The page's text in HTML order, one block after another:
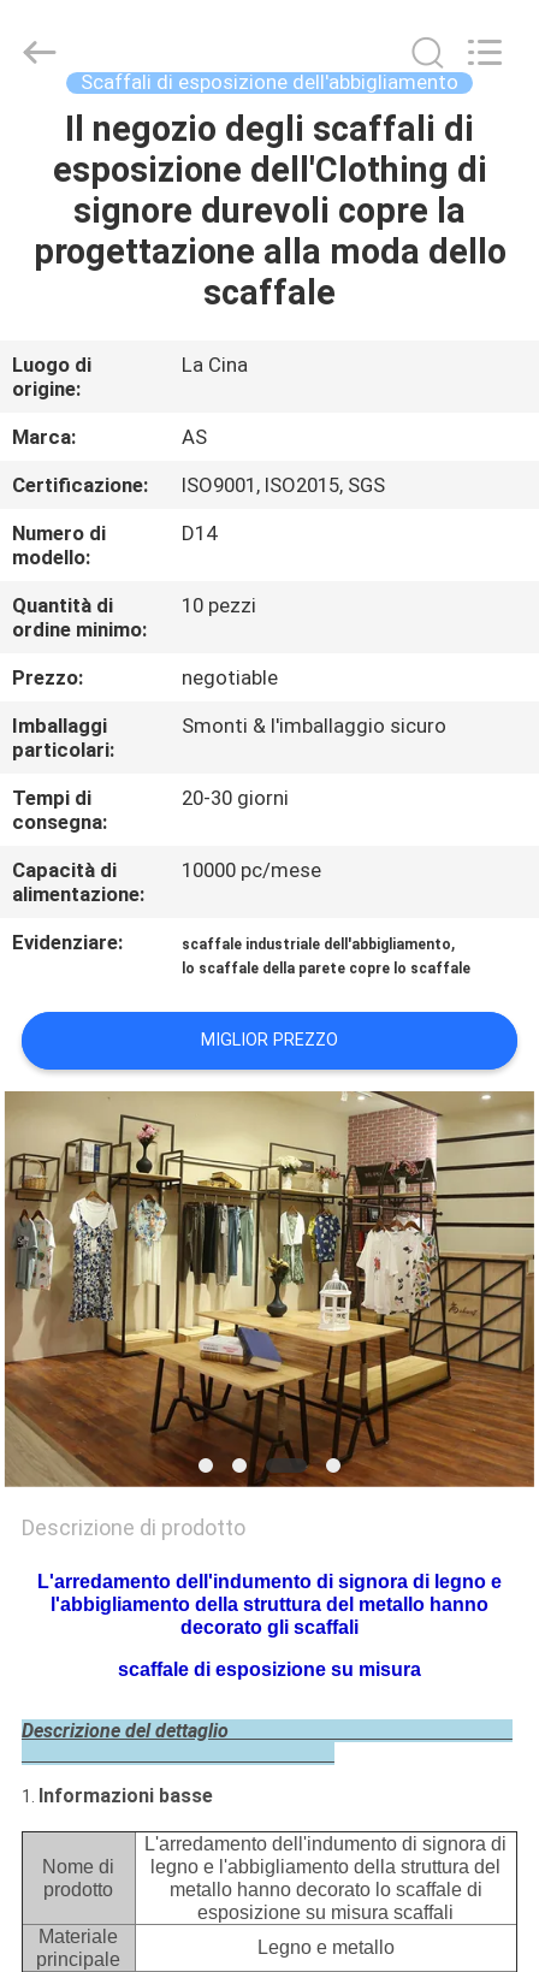
CASA
PRODOTTI
VIDEO
CIRCA
NOI
GIRO
DELLA
FABBRICA
CONTROLLO
DI
QUALITÀ
CONTATTICI
RICHIEDA
UNA
CITAZIONE
MAPPA
DEL
SITO
PRIVACY
POLICY
Display
Shelves
Scaffali di esposizione dell'abbigliamento
Il negozio degli scaffali di
esposizione dell'Clothing di
signore durevoli copre la
progettazione alla moda dello
scaffale
Luogo di
origine:
La Cina
Marca:
AS
Certificazione:
ISO9001, ISO2015, SGS
Numero di
modello:
D14
Quantità di
ordine minimo:
10 pezzi
Prezzo:
negotiable
Imballaggi
particolari:
Smonti & l'imballaggio sicuro
Tempi di
consegna:
20-30 giorni
Capacità di
alimentazione:
10000 pc/mese
Evidenziare: scaffale industriale dell'abbigliamento,
lo scaffale della parete copre lo scaffale
MIGLIOR PREZZO
Descrizione di prodotto
L'arredamento dell'indumento di signora di legno e
l'abbigliamento della struttura del metallo hanno
decorato gli scaffali
scaffale di esposizione su misura
Descrizione del dettaglio
1. Informazioni basse
Nome di
prodotto
L'arredamento dell'indumento di signora di
legno e l'abbigliamento della struttura del
metallo hanno decorato lo scaffale di
esposizione su misura scaffali
Materiale
principale
Legno e metallo